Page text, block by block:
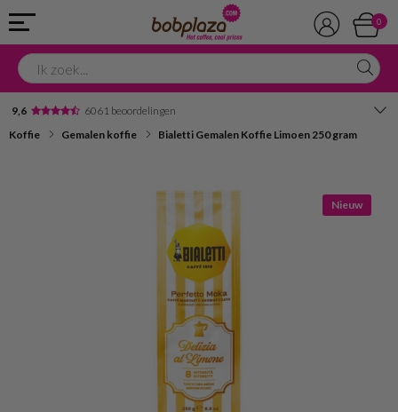
0
9,6 6061 beoordelingen
Koffie Gemalen koffie Bialetti Gemalen Koffie Limoen 250 gram
Nieuw